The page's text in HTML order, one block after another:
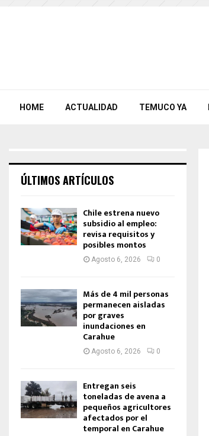
HOME ACTUALIDAD TEMUCO YA
ÚLTIMOS ARTÍCULOS
Chile estrena nuevo
subsidio al empleo:
revisa requisitos y
posibles montos
Agosto 6, 2026 0
Más de 4 mil personas
permanecen aisladas
por graves
inundaciones en
Carahue
Agosto 6, 2026 0
Entregan seis
toneladas de avena a
pequeños agricultores
afectados por el
temporal en Carahue